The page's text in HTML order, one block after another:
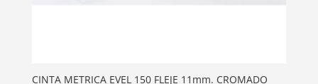
CINTA METRICA EVEL 150 FLEJE 11mm. CROMADO